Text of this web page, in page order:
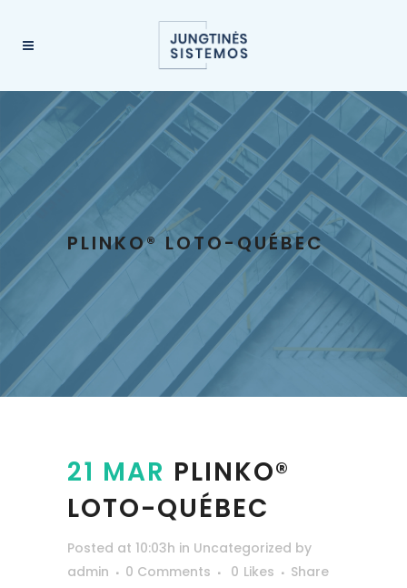
PLINKO® LOTO-QUÉBEC
21 MAR PLINKO®
LOTO-QUÉBEC
Posted at 10:03h in Uncategorized by
admin
0 Comments 0 Likes Share